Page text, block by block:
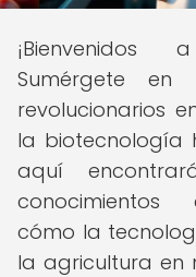
¡Bienvenidos
Sumérgete
revolucionarios
la biotecnología
aquí
conocimientos
cómo la
la agricultura en